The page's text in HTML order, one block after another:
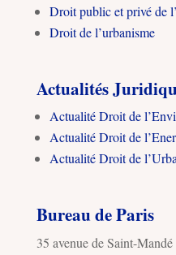
Droit public et privé de
Droit de l’urbanisme
Actualités
Actualité Droit de
Actualité Droit de
Actualité Droit de
Bureau de Paris
35 avenue de Saint-Mandé